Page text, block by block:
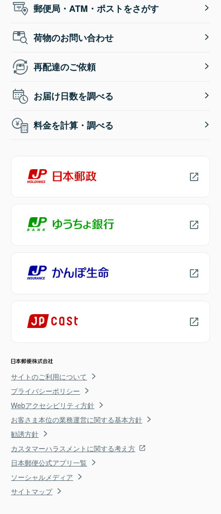
郵便局・ATM・ポストをさがす
荷物のお問い合わせ
再配達のご依頼
お届け日数を調べる
料金を計算・調べる
サイトのご利用について
プライバシーポリシー
Webアクセシビリティ方針
お客さま本位の業務運営に関する基本方針
勧誘方針
カスタマーハラスメントに関する考え方
日本郵便公式アプリ一覧
ソーシャルメディア
サイトマップ